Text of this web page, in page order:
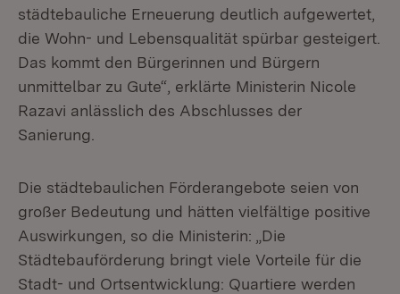
städtebauliche Erneuerung deutlich aufgewertet,
die Wohn- und Lebensqualität spürbar gesteigert.
Das kommt den Bürgerinnen und Bürgern
unmittelbar zu Gute“, erklärte Ministerin Nicole
Razavi anlässlich des Abschlusses der
Sanierung.
Die städtebaulichen Förderangebote seien von
großer Bedeutung und hätten vielfältige positive
Auswirkungen, so die Ministerin: „Die
Städtebauförderung bringt viele Vorteile für die
Stadt- und Ortsentwicklung: Quartiere werden